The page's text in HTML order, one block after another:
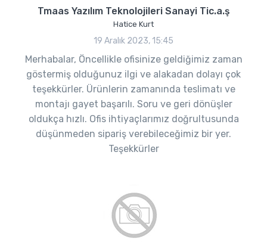
Tmaas Yazılım Teknolojileri Sanayi Tic.a.ş
Hatice Kurt
19 Aralık 2023, 15:45
Merhabalar, Öncellikle ofisinize geldiğimiz zaman
göstermiş olduğunuz ilgi ve alakadan dolayı çok
teşekkürler. Ürünlerin zamanında teslimatı ve
montajı gayet başarılı. Soru ve geri dönüşler
oldukça hızlı. Ofis ihtiyaçlarımız doğrultusunda
düşünmeden sipariş verebileceğimiz bir yer.
Teşekkürler